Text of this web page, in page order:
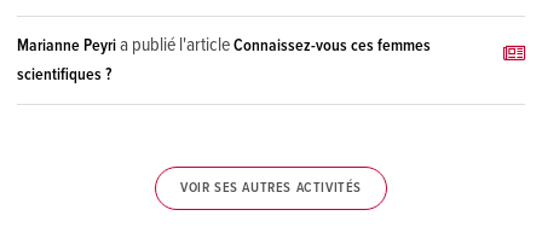
Marianne Peyria publié l'articleConnaissez-vous ces femmes
scientifiques ?
VOIR SES AUTRES ACTIVITÉS